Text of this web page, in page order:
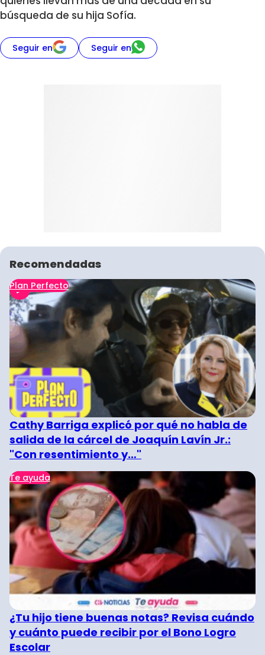
búsqueda de su hija Sofía.
Seguir en Seguir en
Recomendadas
Plan Perfecto
Cathy Barriga explicó por qué no habla de
salida de la cárcel de Joaquín Lavín Jr.:
"Con resentimiento y…"
Te ayuda
¿Tu hijo tiene buenas notas? Revisa cuándo
y cuánto puede recibir por el Bono Logro
Escolar